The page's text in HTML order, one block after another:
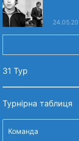
31 Тур
Турнірна таблиця
Команда